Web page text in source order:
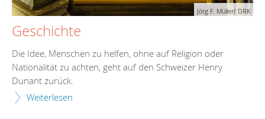
Jörg F. Müller/ DRK
Geschichte
Die Idee, Menschen zu helfen, ohne auf Religion oder
Nationalität zu achten, geht auf den Schweizer Henry
Dunant zurück.
Weiterlesen